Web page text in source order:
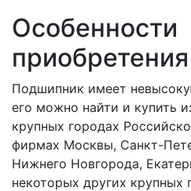
Особенности
приобретения
Подшипник имеет
его можно найти и купить
крупных городах
фирмах Москвы, Санкт-
Нижнего Новгорода,
некоторых других